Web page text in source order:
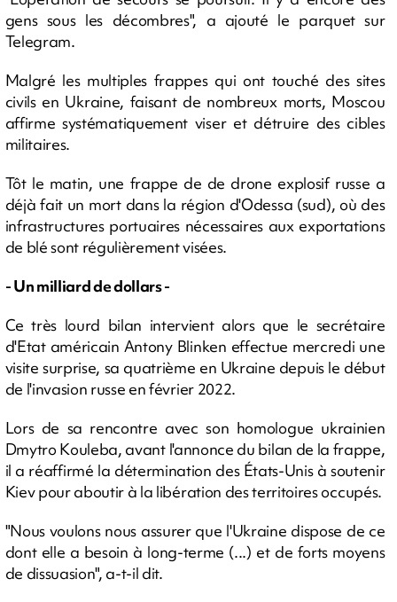
gens sous les décombres", a ajouté le parquet sur
Telegram.
Malgré les multiples frappes qui ont touché des sites
civils en Ukraine, faisant de nombreux morts, Moscou
affirme systématiquement viser et détruire des cibles
militaires.
Tôt le matin, une frappe de de drone explosif russe a
déjà fait un mort dans la région d'Odessa (sud), où des
infrastructures portuaires nécessaires aux exportations
de blé sont régulièrement visées.
- Un milliard de dollars -
Ce très lourd bilan intervient alors que le secrétaire
d'Etat américain Antony Blinken effectue mercredi une
visite surprise, sa quatrième en Ukraine depuis le début
de l'invasion russe en février 2022.
Lors de sa rencontre avec son homologue ukrainien
Dmytro Kouleba, avant l'annonce du bilan de la frappe,
il a réaffirmé la détermination des États-Unis à soutenir
Kiev pour aboutir à la libération des territoires occupés.
"Nous voulons nous assurer que l'Ukraine dispose de ce
dont elle a besoin à long-terme (...) et de forts moyens
de dissuasion", a-t-il dit.